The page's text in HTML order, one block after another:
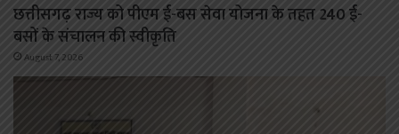
छत्तीसगढ़ राज्य को पीएम ई-बस सेवा योजना के तहत 240 ई-
बसों के संचालन की स्वीकृति
August 7, 2026